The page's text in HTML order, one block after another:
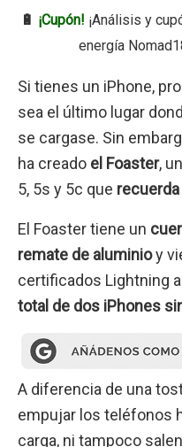
🔋 ¡Cupón! ¡Análisis y
energía
Si tienes un iPhone,
sea el último lugar
se cargase. Sin
ha creado el Foaster,
5, 5s y 5c que
El Foaster tiene un
remate de aluminioy
certificados Lightning
total de dos iPhones
A diferencia de una
empujar los teléfonos
carga, ni tampoco